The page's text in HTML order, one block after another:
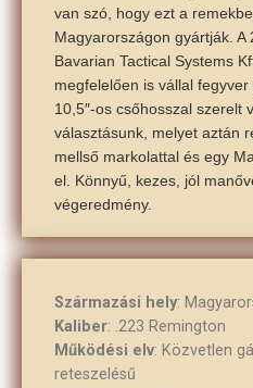
van szó, hogy ezt a
Magyarországon gyártják.
Bavarian Tactical Systems
megfelelően is vállal
10,5″-os csőhosszal szerelt
választásunk, melyet aztán
mellső markolattal és egy
el. Könnyű, kezes, jól
végeredmény.
Származási hely:
Kaliber: .223 Remington
Működési elv: Közvetlen
reteszelésű